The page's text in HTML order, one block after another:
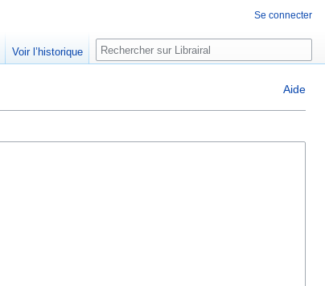
Aide
Se connecter
Voir l’historique Rechercher